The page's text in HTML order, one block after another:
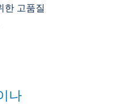
한 고품질
나